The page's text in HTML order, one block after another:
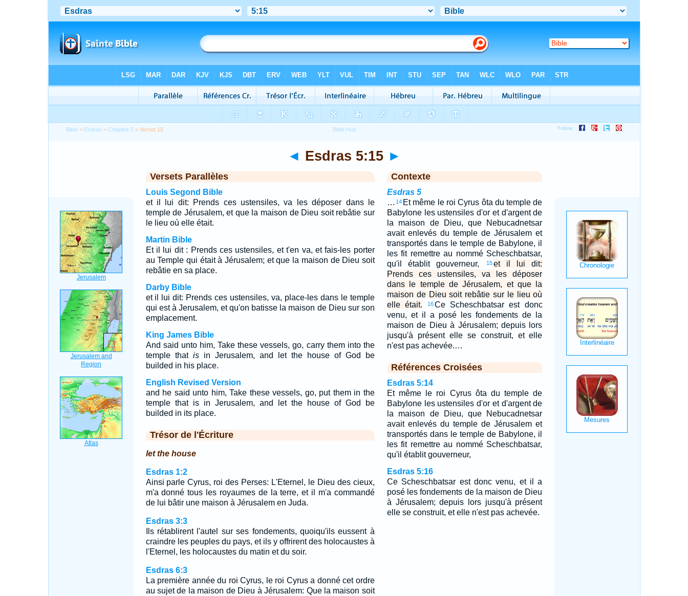
Bible > Esdras >Chapitre 5 > Verset 15
◄ Esdras 5:15 ►
Versets Parallèles
Louis Segond Bible
et il lui dit: Prends ces ustensiles, va les déposer dans le
temple de Jérusalem, et que la maison de Dieu soit rebâtie sur
le lieu où elle était.
Martin Bible
Et il lui dit : Prends ces ustensiles, et t'en va, et fais-les porter
au Temple qui était à Jérusalem; et que la maison de Dieu soit
rebâtie en sa place.
Darby Bible
et il lui dit: Prends ces ustensiles, va, place-les dans le temple
qui est à Jerusalem, et qu'on batisse la maison de Dieu sur son
emplacement.
King James Bible
And said unto him, Take these vessels, go, carry them into the
temple that isin Jerusalem, and let the house of God be
builded in his place.
English Revised Version
and he said unto him, Take these vessels, go, put them in the
temple that is in Jerusalem, and let the house of God be
builded in its place.
Trésor de l'Écriture
let the house
Esdras 1:2
Ainsi parle Cyrus, roi des Perses: L'Eternel, le Dieu des cieux,
m'a donné tous les royaumes de la terre, et il m'a commandé
de lui bâtir une maison à Jérusalem en Juda.
Esdras 3:3
Ils rétablirent l'autel sur ses fondements, quoiqu'ils eussent à
craindre les peuples du pays, et ils y offrirent des holocaustes à
l'Eternel, les holocaustes du matin et du soir.
Esdras 6:3
La première année du roi Cyrus, le roi Cyrus a donné cet ordre
au sujet de la maison de Dieu à Jérusalem: Que la maison soit
Contexte
Esdras 5
… 14 Et même le roi Cyrus ôta du temple de
Babylone les ustensiles d'or et d'argent de
la maison de Dieu, que Nebucadnetsar
avait enlevés du temple de Jérusalem et
transportés dans le temple de Babylone, il
les fit remettre au nommé Scheschbatsar,
qu'il établit gouverneur,
15et il lui dit:
Prends ces ustensiles, va les déposer
dans le temple de Jérusalem, et que la
maison de Dieu soit rebâtie sur le lieu où
elle était.
16Ce Scheschbatsar est donc
venu, et il a posé les fondements de la
maison de Dieu à Jérusalem; depuis lors
jusqu'à présent elle se construit, et elle
n'est pas achevée.…
Références Croisées
Esdras 5:14
Et même le roi Cyrus ôta du temple de
Babylone les ustensiles d'or et d'argent de
la maison de Dieu, que Nebucadnetsar
avait enlevés du temple de Jérusalem et
transportés dans le temple de Babylone, il
les fit remettre au nommé Scheschbatsar,
qu'il établit gouverneur,
Esdras 5:16
Ce Scheschbatsar est donc venu, et il a
posé les fondements de la maison de Dieu
à Jérusalem; depuis lors jusqu'à présent
elle se construit, et elle n'est pas achevée.